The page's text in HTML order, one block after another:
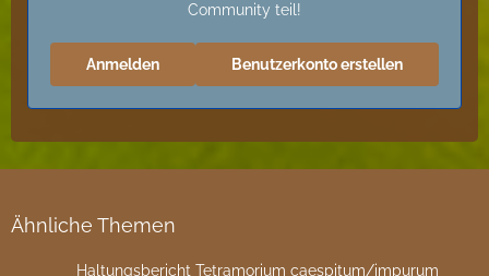
Community teil!
Benutzerkonto erstellen
Anmelden
Ähnliche Themen
Haltungsbericht Tetramorium caespitum/impurum